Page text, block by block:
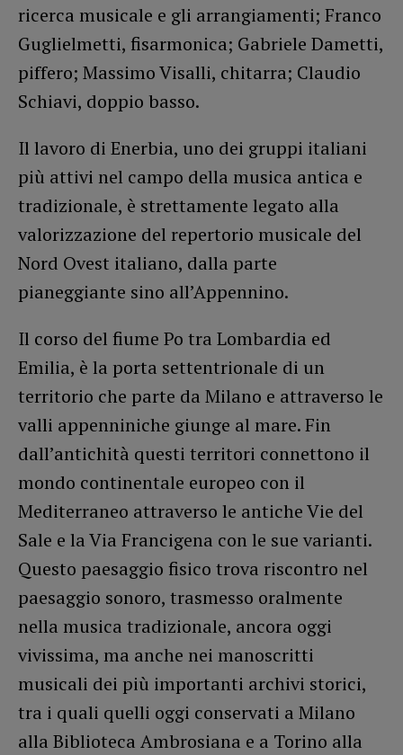
ricerca musicale e gli arrangiamenti; Franco
Guglielmetti, fisarmonica; Gabriele Dametti,
piffero; Massimo Visalli, chitarra; Claudio
Schiavi, doppio basso.
Il lavoro di Enerbia, uno dei gruppi italiani
più attivi nel campo della musica antica e
tradizionale, è strettamente legato alla
valorizzazione del repertorio musicale del
Nord Ovest italiano, dalla parte
pianeggiante sino all’Appennino.
Il corso del fiume Po tra Lombardia ed
Emilia, è la porta settentrionale di un
territorio che parte da Milano e attraverso le
valli appenniniche giunge al mare. Fin
dall’antichità questi territori connettono il
mondo continentale europeo con il
Mediterraneo attraverso le antiche Vie del
Sale e la Via Francigena con le sue varianti.
Questo paesaggio fisico trova riscontro nel
paesaggio sonoro, trasmesso oralmente
nella musica tradizionale, ancora oggi
vivissima, ma anche nei manoscritti
musicali dei più importanti archivi storici,
tra i quali quelli oggi conservati a Milano
alla Biblioteca Ambrosiana e a Torino alla